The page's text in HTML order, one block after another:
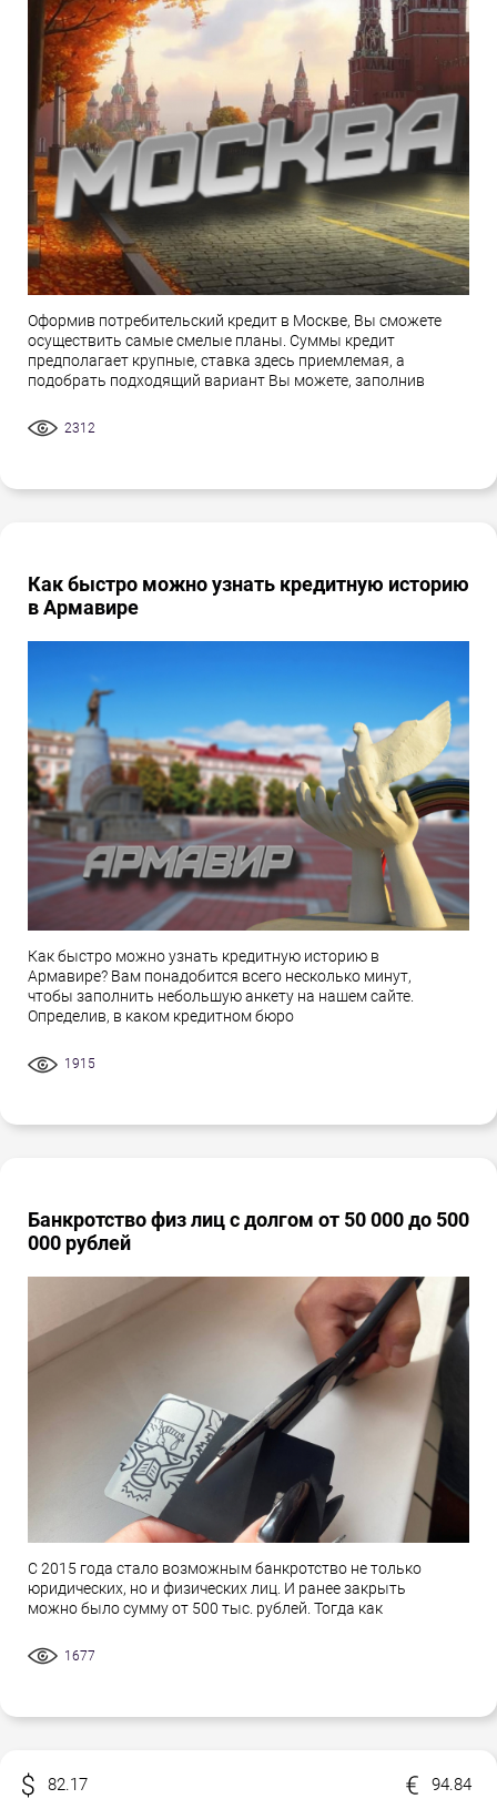
Оформив потребительский кредит в Москве, Вы сможете
осуществить самые смелые планы. Суммы кредит
предполагает крупные, ставка здесь приемлемая, а
подобрать подходящий вариант Вы можете, заполнив
2312
Как быстро можно узнать кредитную историю
в Армавире
Как быстро можно узнать кредитную историю в
Армавире? Вам понадобится всего несколько минут,
чтобы заполнить небольшую анкету на нашем сайте.
Определив, в каком кредитном бюро
1915
Банкротство физ лиц с долгом от 50 000 до 500
000 рублей
С 2015 года стало возможным банкротство не только
юридических, но и физических лиц. И ранее закрыть
можно было сумму от 500 тыс. рублей. Тогда как
1677
82.17
94.84